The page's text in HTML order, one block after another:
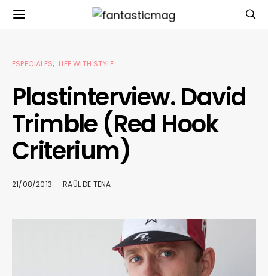
ESPECIALES LIFE WITH STYLE
Plastinterview. David
Trimble (Red Hook
Criterium)
21/08/2013 RAÜL DE TENA